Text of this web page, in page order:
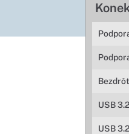
USB 3.2
USB